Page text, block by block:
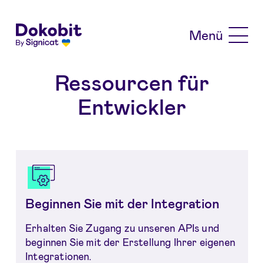
Menü
Ressourcen für
Entwickler
Beginnen Sie mit der Integration
Erhalten Sie Zugang zu unseren APIs und
beginnen Sie mit der Erstellung Ihrer eigenen
Integrationen.